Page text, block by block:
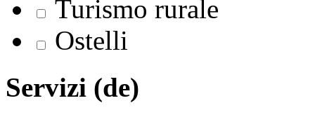
Turismo rurale
Ostelli
Servizi (de)